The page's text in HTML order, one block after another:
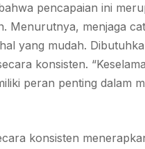
pencapaian ini
Menurutnya, menjaga
yang mudah.
konsisten.
peran penting dalam
konsisten